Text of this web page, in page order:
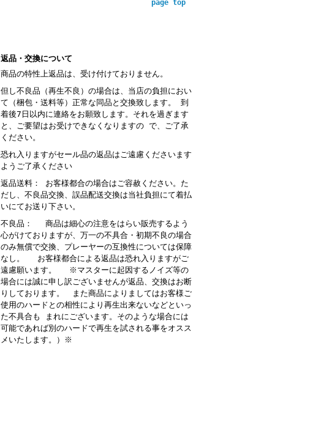
page top
返品・交換について
商品の特性上返品は、受け付けておりません。
但し不良品（再生不良）の場合は、当店の負担におい
て（梱包・送料等）正常な同品と交換致します。 到
着後7日以内に連絡をお願致します。それを過ぎます
と、ご要望はお受けできなくなりますの で、ご了承
ください。
恐れ入りますがセール品の返品はご遠慮くださいます
ようご了承ください
返品送料： お客様都合の場合はご容赦ください。た
だし、不良品交換、誤品配送交換は当社負担にて着払
いにてお送り下さい。
不良品： 商品は細心の注意をはらい販売するよう
心がけておりますが、万一の不具合・初期不良の場合
のみ無償で交換、プレーヤーの互換性については保障
なし。 お客様都合による返品は恐れ入りますがご
遠慮願います。 ※マスターに起因するノイズ等の
場合には誠に申し訳ございませんが返品、交換はお断
りしております。 また商品によりましてはお客様ご
使用のハードとの相性により再生出来ないなどといっ
た不具合も まれにございます。そのような場合には
可能であれば別のハードで再生を試される事をオスス
メいたします。）※